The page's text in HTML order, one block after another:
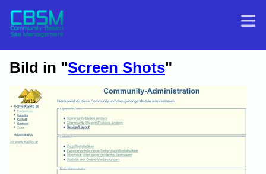
Bild in "Screen Shots"